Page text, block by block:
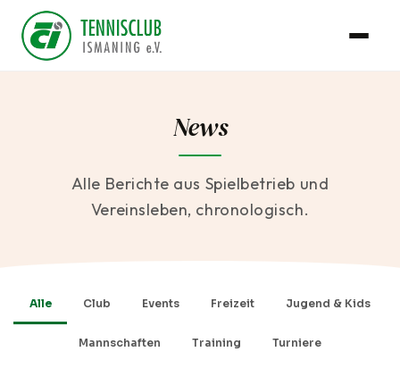
News
Alle Berichte aus Spielbetrieb und
Vereinsleben, chronologisch.
Alle Club Events Freizeit Jugend & Kids
Mannschaften Training Turniere